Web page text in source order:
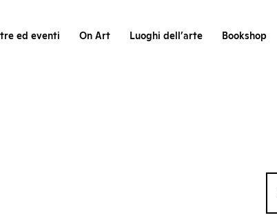
ed eventi On Art Luoghi dell’arte Bookshop